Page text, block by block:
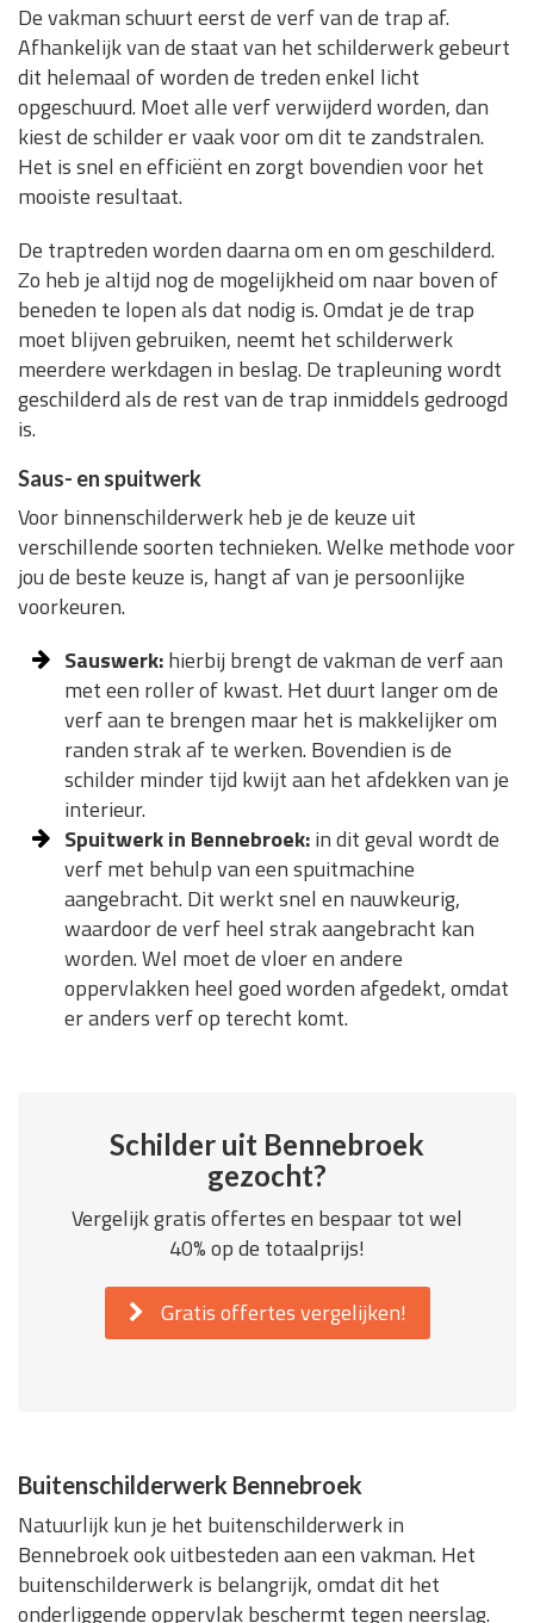
De vakman schuurt eerst de verf van de trap af.
Afhankelijk van de staat van het schilderwerk gebeurt
dit helemaal of worden de treden enkel licht
opgeschuurd. Moet alle verf verwijderd worden, dan
kiest de schilder er vaak voor om dit te zandstralen.
Het is snel en efficiënt en zorgt bovendien voor het
mooiste resultaat.
De traptreden worden daarna om en om geschilderd.
Zo heb je altijd nog de mogelijkheid om naar boven of
beneden te lopen als dat nodig is. Omdat je de trap
moet blijven gebruiken, neemt het schilderwerk
meerdere werkdagen in beslag. De trapleuning wordt
geschilderd als de rest van de trap inmiddels gedroogd
is.
Saus- en spuitwerk
Voor binnenschilderwerk heb je de keuze uit
verschillende soorten technieken. Welke methode voor
jou de beste keuze is, hangt af van je persoonlijke
voorkeuren.
Sauswerk:hierbij brengt de vakman de verf aan
met een roller of kwast. Het duurt langer om de
verf aan te brengen maar het is makkelijker om
randen strak af te werken. Bovendien is de
schilder minder tijd kwijt aan het afdekken van je
interieur.
Spuitwerk in Bennebroek:in dit geval wordt de
verf met behulp van een spuitmachine
aangebracht. Dit werkt snel en nauwkeurig,
waardoor de verf heel strak aangebracht kan
worden. Wel moet de vloer en andere
oppervlakken heel goed worden afgedekt, omdat
er anders verf op terecht komt.
Schilder uit Bennebroek
gezocht?
Vergelijk gratis offertes en bespaar tot wel
40% op de totaalprijs!
Gratis offertes vergelijken!
Buitenschilderwerk Bennebroek
Natuurlijk kun je het buitenschilderwerk in
Bennebroek ook uitbesteden aan een vakman. Het
buitenschilderwerk is belangrijk, omdat dit het
onderliggende oppervlak beschermt tegen neerslag.